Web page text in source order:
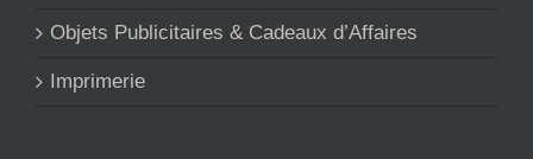
Objets Publicitaires & Cadeaux d’Affaires
Imprimerie